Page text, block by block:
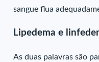
sangue flua
Lipedema e
As duas palavras são